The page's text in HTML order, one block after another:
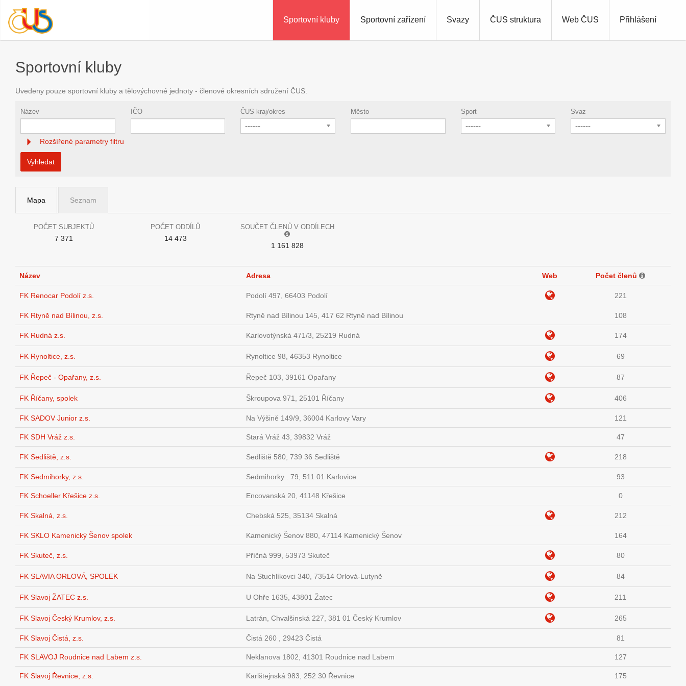
Přihlášení
Sportovní kluby Sportovní zařízení Svazy ČUS struktura Web ČUS
Sportovní kluby
Uvedeny pouze sportovní kluby a tělovýchovné jednoty - členové okresních sdružení ČUS.
Název IČO ČUS kraj/okres
------
Město Sport
------
Svaz
------
Rozšířené parametry filtru
Vyhledat
Mapa Seznam
POČET SUBJEKTŮ
7 371
POČET ODDÍLŮ
14 473
SOUČET ČLENŮ V ODDÍLECH
1 161 828
Název Adresa Web Počet členů
FK Renocar Podolí z.s. Podolí 497, 66403 Podolí 221
FK Rtyně nad Bílinou, z.s. Rtyně nad Bílinou 145, 417 62 Rtyně nad Bílinou 108
FK Rudná z.s. Karlovotýnská 471/3, 25219 Rudná 174
FK Rynoltice, z.s. Rynoltice 98, 46353 Rynoltice 69
FK Řepeč - Opařany, z.s. Řepeč 103, 39161 Opařany 87
FK Říčany, spolek Škroupova 971, 25101 Říčany 406
FK SADOV Junior z.s. Na Výšině 149/9, 36004 Karlovy Vary 121
FK SDH Vráž z.s. Stará Vráž 43, 39832 Vráž 47
FK Sedliště, z.s. Sedliště 580, 739 36 Sedliště 218
FK Sedmihorky, z.s. Sedmihorky . 79, 511 01 Karlovice 93
FK Schoeller Křešice z.s. Encovanská 20, 41148 Křešice 0
FK Skalná, z.s. Chebská 525, 35134 Skalná 212
FK SKLO Kamenický Šenov spolek Kamenický Šenov 880, 47114 Kamenický Šenov 164
FK Skuteč, z.s. Příčná 999, 53973 Skuteč 80
FK SLAVIA ORLOVÁ, SPOLEK Na Stuchlíkovci 340, 73514 Orlová-Lutyně 84
FK Slavoj ŽATEC z.s. U Ohře 1635, 43801 Žatec 211
FK Slavoj Český Krumlov, z.s. Latrán, Chvalšinská 227, 381 01 Český Krumlov 265
FK Slavoj Čistá, z.s. Čistá 260 , 29423 Čistá 81
FK SLAVOJ Roudnice nad Labem z.s. Neklanova 1802, 41301 Roudnice nad Labem 127
FK Slavoj Řevnice, z.s. Karlštejnská 983, 252 30 Řevnice 175